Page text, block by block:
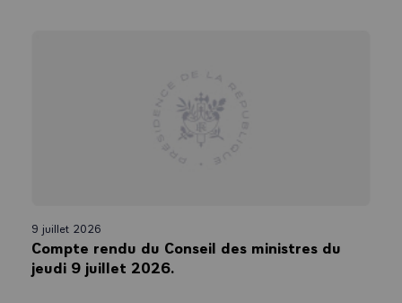
9 juillet 2026
Compte rendu du Conseil des ministres du
jeudi 9 juillet 2026.